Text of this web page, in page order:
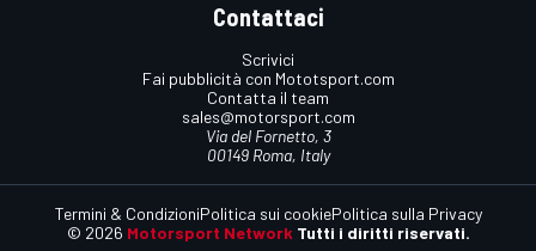
Contattaci
Scrivici
Fai pubblicità con Mototsport.com
Contatta il team
sales@motorsport.com
Via del Fornetto, 3
00149 Roma, Italy
© 2026 Motorsport Network Tutti i diritti riservati.
Termini & CondizioniPolitica sui cookiePolitica sulla Privacy